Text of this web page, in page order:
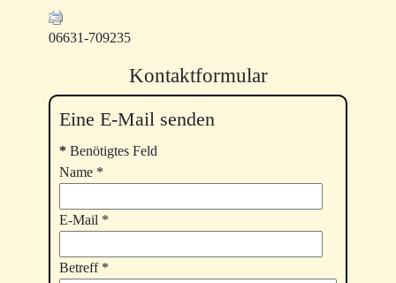
06631-709235
Kontaktformular
Eine E-Mail senden
* Benötigtes Feld
Name *
E-Mail *
Betreff*